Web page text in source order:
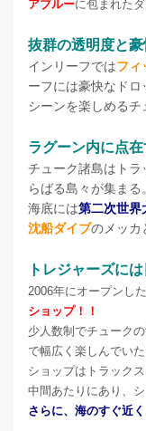
アブルーに包まれた
抜群の透明度と豪
インリーフではフィ
ーフには豪快なド
シーンを楽しめるチ
ラグーン内に点
チューク諸島はト
らばる島々が集まる。
海底には第二次世界
沈船ダイブのメッカ
トレジャーズに
2006年にオープンし
ショップ！！
少人数制でチューク
で幅広く楽しんでい
ショップはトラック
中間あたりにあり、
さらに、海のすぐ近く